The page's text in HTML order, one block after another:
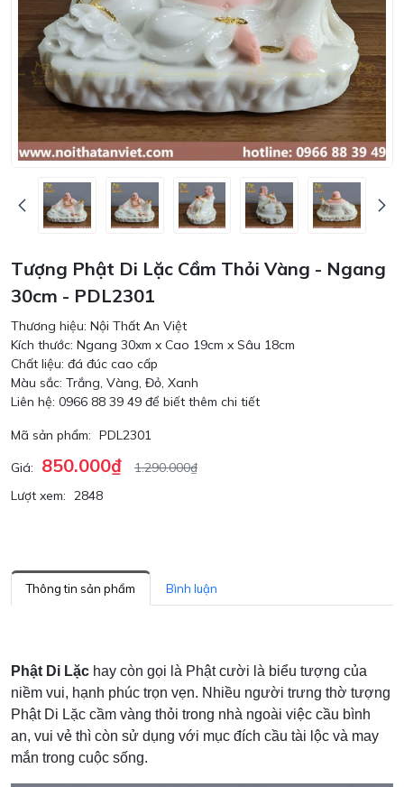
Tượng Phật Di Lặc Cầm Thỏi Vàng - Ngang
30cm - PDL2301
Thương hiệu: Nội Thất An Việt
Kích thước: Ngang 30xm x Cao 19cm x Sâu 18cm
Chất liệu: đá đúc cao cấp
Màu sắc: Trắng, Vàng, Đỏ, Xanh
Liên hệ: 0966 88 39 49 để biết thêm chi tiết
Mã sản phẩm: PDL2301
Giá:
850.000₫
1.290.000₫
Lượt xem: 2848
Thông tin sản phẩm Bình luận
Phật Di Lặc hay còn gọi là Phật cười là biểu tượng của
niềm vui, hạnh phúc trọn vẹn. Nhiều người trưng thờ tượng
Phật Di Lặc cầm vàng thỏi trong nhà ngoài việc cầu bình
an, vui vẻ thì còn sử dụng với mục đích cầu tài lộc và may
mắn trong cuộc sống.